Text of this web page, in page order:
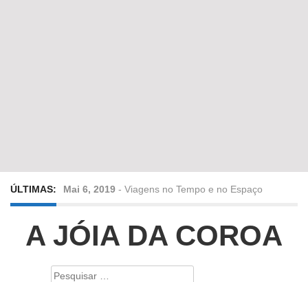
ÚLTIMAS: Mai 6, 2019 - Viagens no Tempo e no Espaço
Abr 24, 2019 -Diz-me a verdade a mentir
A JÓIA DA COROA
Pesquisar